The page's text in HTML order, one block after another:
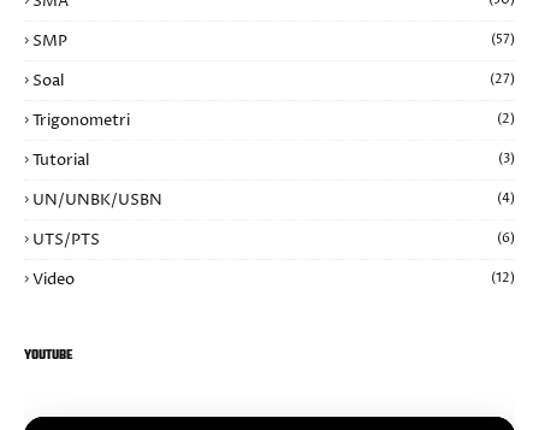
SMP (57)
Soal (27)
Trigonometri (2)
Tutorial (3)
UN/UNBK/USBN (4)
UTS/PTS (6)
Video (12)
YOUTUBE